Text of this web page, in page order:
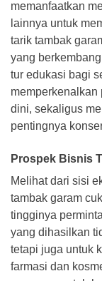
memanfaatkan
lainnya untuk
tarik tambak
yang
tur edukasi bagi
memperkenalkan
dini, sekaligus
pentingnya
Prospek Bisnis
Melihat dari sisi
tambak garam
tingginya
yang dihasilkan
tetapi juga untuk
farmasi dan